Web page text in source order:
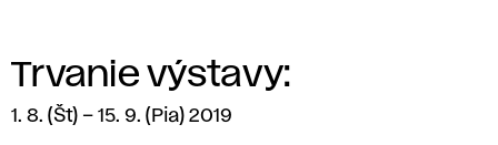
Trvanie výstavy:
1. 8. (Št) – 15. 9. (Pia) 2019